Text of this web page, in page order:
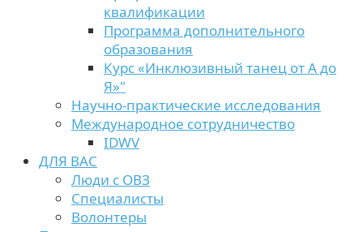
квалификации
Программа дополнительного
образования
Курс «Инклюзивный танец от А до
Я»"
Научно-практические исследования
Международное сотрудничество
IDWV
ДЛЯ ВАС
Люди с ОВЗ
Специалисты
Волонтеры